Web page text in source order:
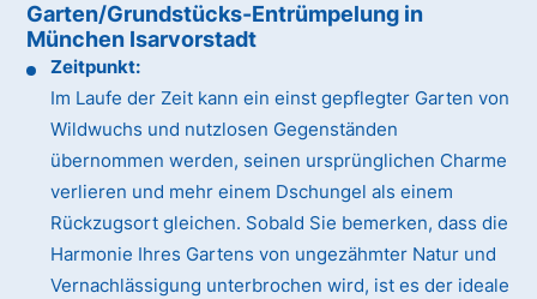
Garten/Grundstücks-Entrümpelung in
München Isarvorstadt
Zeitpunkt:
Im Laufe der Zeit kann ein einst gepflegter Garten von
Wildwuchs und nutzlosen Gegenständen
übernommen werden, seinen ursprünglichen Charme
verlieren und mehr einem Dschungel als einem
Rückzugsort gleichen. Sobald Sie bemerken, dass die
Harmonie Ihres Gartens von ungezähmter Natur und
Vernachlässigung unterbrochen wird, ist es der ideale